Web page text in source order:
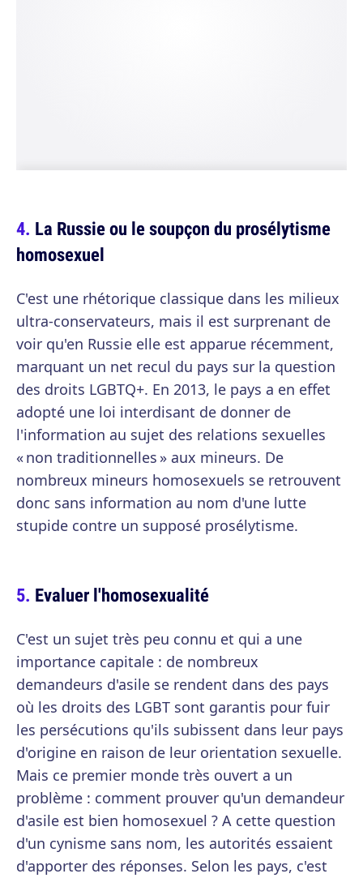
La Russie ou le soupçon du prosélytisme
homosexuel
C'est une rhétorique classique dans les milieux
ultra-conservateurs, mais il est surprenant de
voir qu'en Russie elle est apparue récemment,
marquant un net recul du pays sur la question
des droits LGBTQ+. En 2013, le pays a en effet
adopté une loi interdisant de donner de
l'information au sujet des relations sexuelles
« non traditionnelles » aux mineurs. De
nombreux mineurs homosexuels se retrouvent
donc sans information au nom d'une lutte
stupide contre un supposé prosélytisme.
Evaluer l'homosexualité
C'est un sujet très peu connu et qui a une
importance capitale : de nombreux
demandeurs d'asile se rendent dans des pays
où les droits des LGBT sont garantis pour fuir
les persécutions qu'ils subissent dans leur pays
d'origine en raison de leur orientation sexuelle.
Mais ce premier monde très ouvert a un
problème : comment prouver qu'un demandeur
d'asile est bien homosexuel ? A cette question
d'un cynisme sans nom, les autorités essaient
d'apporter des réponses. Selon les pays, c'est